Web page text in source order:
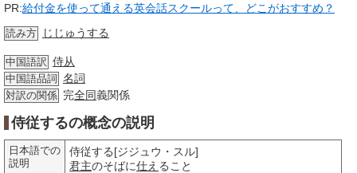
PR:給付金を使って通える英会話スクールって、どこがおすすめ？
読み方 じじゅうする
中国語訳 侍从
中国語品詞 名詞
対訳の関係 完全同義関係
侍従するの概念の説明
日本語での
説明
侍従する[ジジュウ・スル]
君主のそばに仕え ること